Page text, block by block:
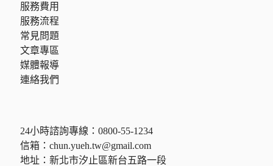
服務費用
服務流程
常見問題
文章專區
媒體報導
連絡我們
24小時諮詢專線： 0800-55-1234
信箱： chun.yueh.tw@gmail.com
地址：新北市汐止區新台五路一段